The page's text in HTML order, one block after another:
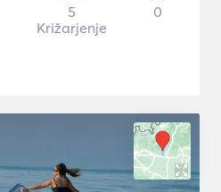
5
Križarjenje
0